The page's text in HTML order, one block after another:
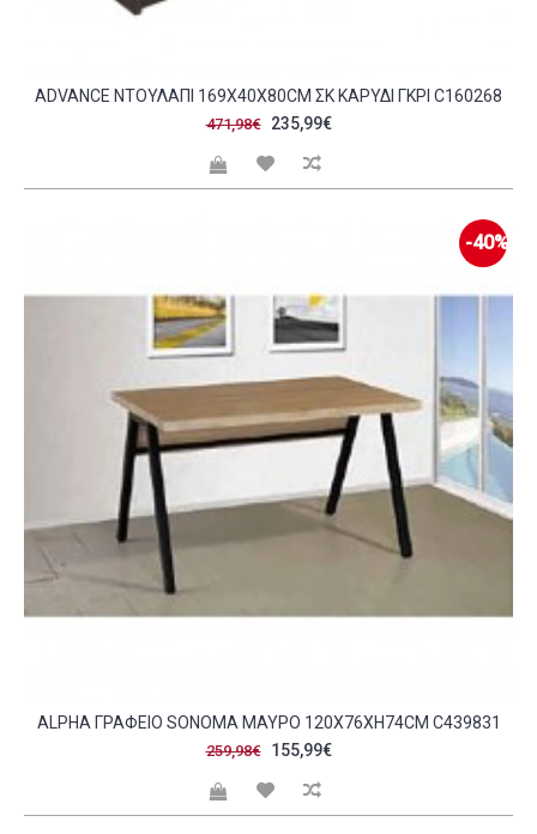
ADVANCE ΝΤΟΥΛΆΠΙ 169X40X80CM ΣΚ ΚΑΡΥΔΊ ΓΚΡΙ C160268
471,98€ 235,99€
-40%
ALPHA ΓΡΑΦΕΙΟ SONOMA ΜΑΥΡΟ 120X76XH74CM C439831
259,98€ 155,99€